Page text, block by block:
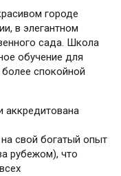
городе
в элегантном
сада. Школа
обучение для
более спокойной
аккредитована
свой богатый опыт
рубежом), что